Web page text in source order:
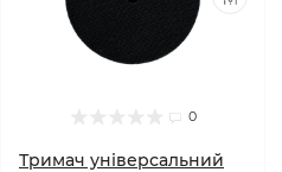
0
Тримач універсальний